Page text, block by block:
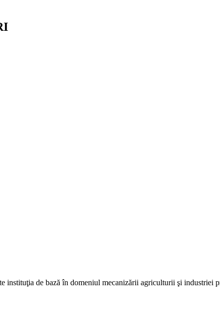
instituţia de bază în domeniul mecanizării agriculturii şi industriei